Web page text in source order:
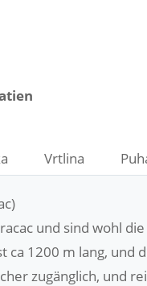
Vrtlina
und sind wohl
ca 1200 m lang, und
zugänglich, und